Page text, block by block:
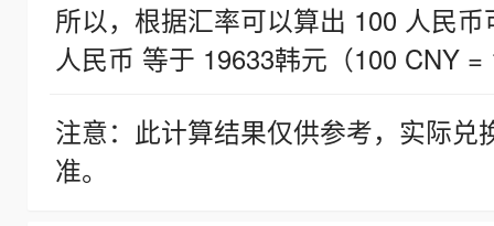
所以，根据汇率可以算出 100 人民
人民币 等于 19633韩元（100 CNY =
注意：此计算结果仅供参考，实际
准。